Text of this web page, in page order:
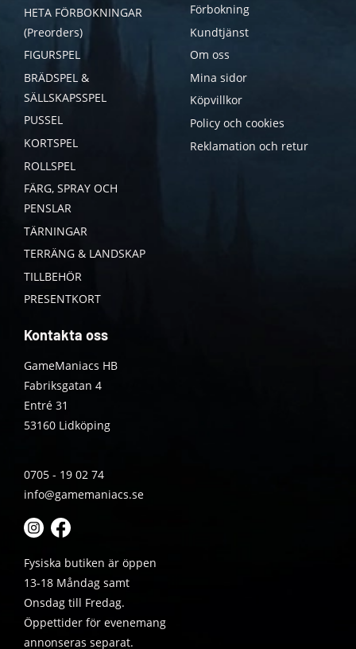
HETA FÖRBOKNINGAR
(Preorders)
FIGURSPEL
BRÄDSPEL &
SÄLLSKAPSSPEL
PUSSEL
KORTSPEL
ROLLSPEL
FÄRG, SPRAY OCH
PENSLAR
TÄRNINGAR
TERRÄNG & LANDSKAP
TILLBEHÖR
PRESENTKORT
Förbokning
Kundtjänst
Om oss
Mina sidor
Köpvillkor
Policy och cookies
Reklamation och retur
Kontakta oss
GameManiacs HB
Fabriksgatan 4
Entré 31
53160 Lidköping
0705 - 19 02 74
info@gamemaniacs.se
Fysiska butiken är öppen
13-18 Måndag samt
Onsdag till Fredag.
Öppettider för evenemang
annonseras separat.